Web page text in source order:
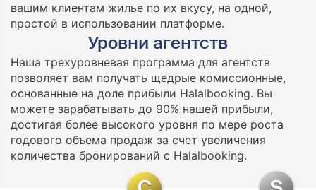
вашим клиентам жилье по их вкусу, на одной,
простой в использовании платформе.
Уровни агентств
Наша трехуровневая программа для агентств
позволяет вам получать щедрые комиссионные,
основанные на доле прибыли Halalbooking. Вы
можете зарабатывать до 90% нашей прибыли,
достигая более высокого уровня по мере роста
годового объема продаж за счет увеличения
количества бронирований с Halalbooking.